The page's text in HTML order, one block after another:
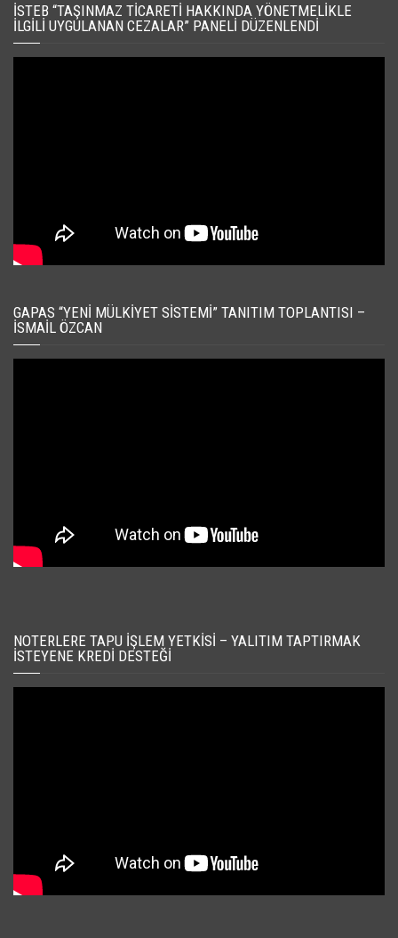
İSTEB “TAŞINMAZ TICARETI HAKKINDA YÖNETMELIKLE
İLGILI UYGULANAN CEZALAR” PANELI DÜZENLENDI
GAPAS “YENI MÜLKIYET SISTEMI” TANITIM TOPLANTISI –
İSMAIL ÖZCAN
NOTERLERE TAPU İŞLEM YETKISI – YALITIM TAPTIRMAK
İSTEYENE KREDI DESTEĞI